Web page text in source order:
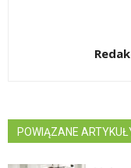
POWIĄZANE